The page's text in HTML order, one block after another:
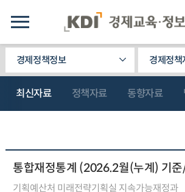
경제정책정보 경제정책
최신자료 정책자료 동향자료
통합재정통계 (2026.2월(누계) 기
기획예산처 미래전략기획실 지속가능재정과